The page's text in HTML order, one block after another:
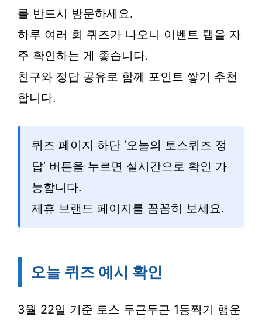
를 반드시 방문하세요.
하루 여러 회 퀴즈가 나오니 이벤트 탭을 자
주 확인하는 게 좋습니다.
친구와 정답 공유로 함께 포인트 쌓기 추천
합니다.
퀴즈 페이지 하단 ‘오늘의 토스퀴즈 정
답’ 버튼을 누르면 실시간으로 확인 가
능합니다.
제휴 브랜드 페이지를 꼼꼼히 보세요.
오늘 퀴즈 예시 확인
3월 22일 기준 토스 두근두근 1등찍기 행운